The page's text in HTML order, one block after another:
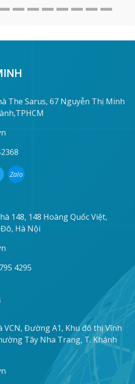
The Sarus, 67 Nguyễn Thị Minh
Zalo
148, 148 Hoàng Quốc Việt,
Hà Nội
4295
VCN, Đường A1, Khu đô thị Vĩnh
Tây Nha Trang, T. Khánh